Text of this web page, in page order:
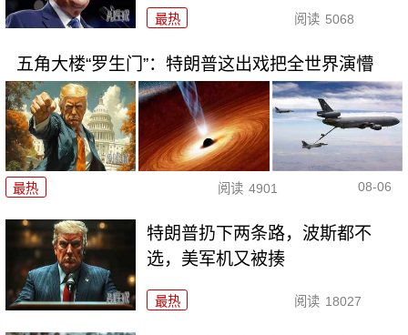
最热 阅读 5068
五角大楼“罗生门”：特朗普这出戏把全世界演懵
最热 阅读 4901 08-06
特朗普扔下两条路，波斯都不
选，美军机又被揍
最热 阅读 18027